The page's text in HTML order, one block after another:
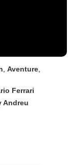
Aventure
Ferrari
Andreu